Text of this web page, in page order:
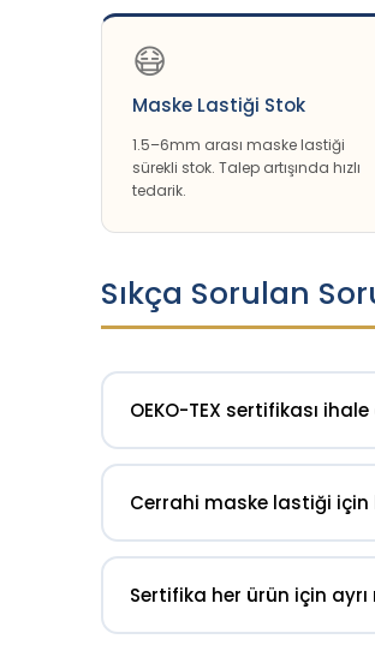
😷
Maske Lastiği Stok
1.5–6mm arası maske lastiği
sürekli stok. Talep artışında hızlı
tedarik.
Sıkça Sorulan
OEKO-TEX sertifikası
Evet. Sertifika PDF
Cerrahi maske lastiği
Kulak lastiği için en yaygın
Sertifika her ürün için ayrı